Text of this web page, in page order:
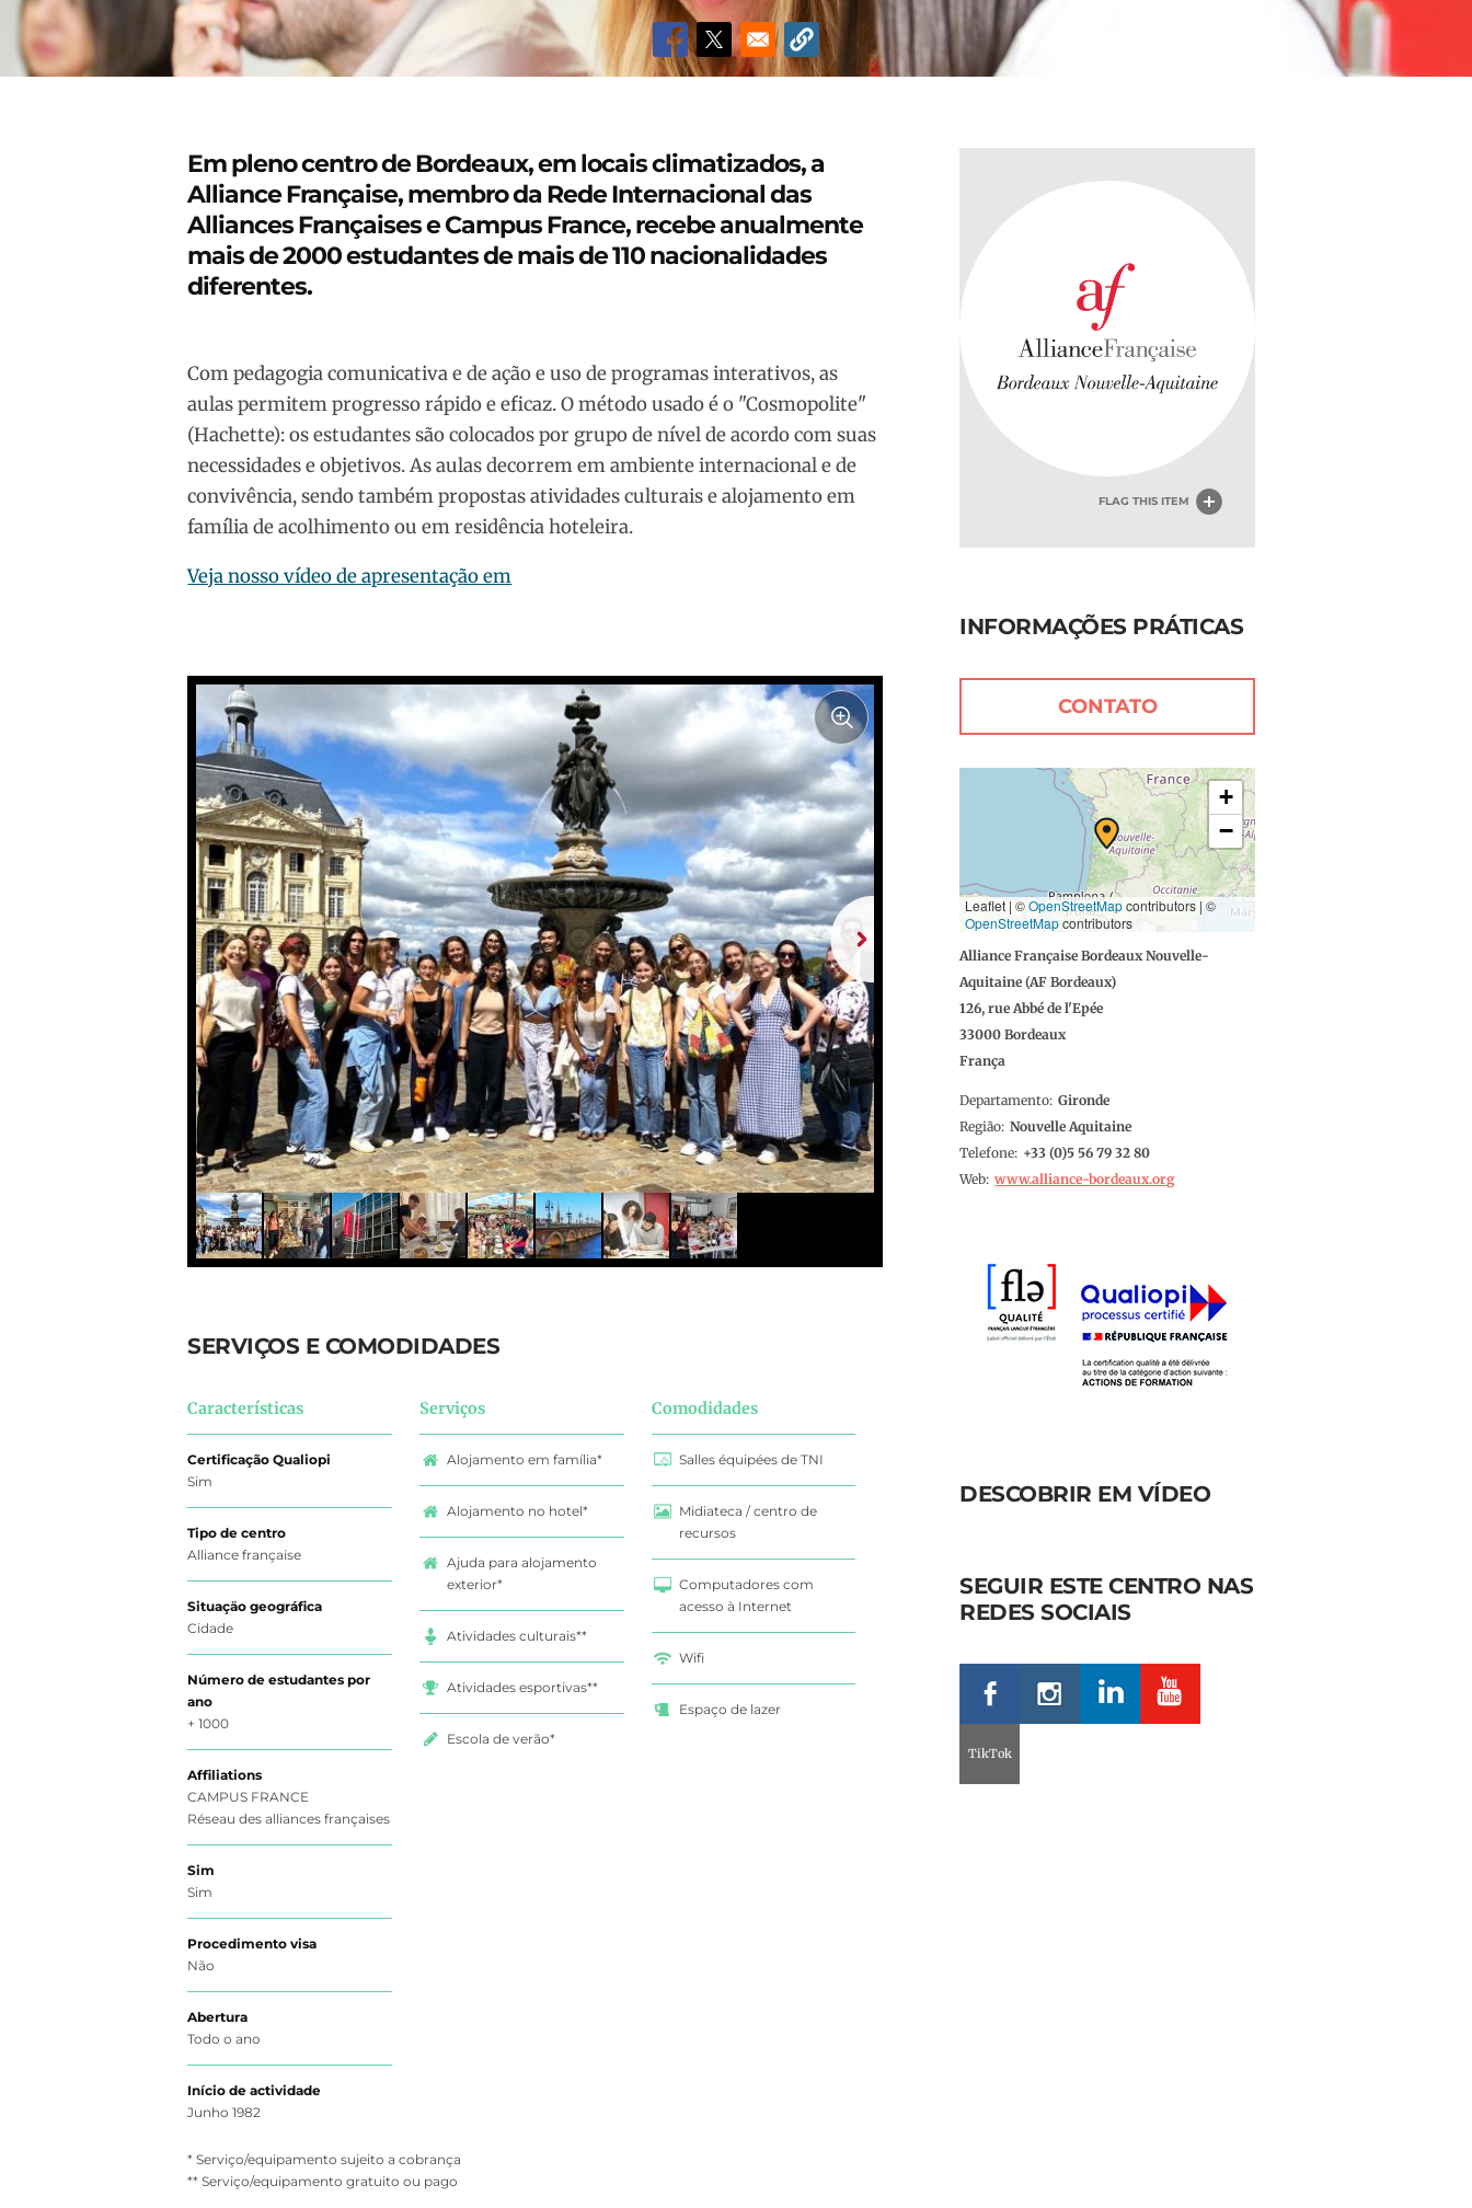
Em pleno centro de Bordeaux, em locais climatizados, a
Alliance Française, membro da Rede Internacional das
Alliances Françaises e Campus France, recebe anualmente
mais de 2000 estudantes de mais de 110 nacionalidades
diferentes.
Com pedagogia comunicativa e de ação e uso de programas interativos, as
aulas permitem progresso rápido e eficaz. O método usado é o "Cosmopolite"
(Hachette): os estudantes são colocados por grupo de nível de acordo com suas
necessidades e objetivos. As aulas decorrem em ambiente internacional e de
convivência, sendo também propostas atividades culturais e alojamento em
família de acolhimento ou em residência hoteleira.
Veja nosso vídeo de apresentação em
SERVIÇOS E COMODIDADES
Características
Certificação Qualiopi
Sim
Tipo de centro
Alliance française
Situaçäo geográfica
Cidade
Número de estudantes por
ano
+ 1000
Affiliations
CAMPUS FRANCE
Réseau des alliances françaises
Sim
Sim
Procedimento visa
Não
Abertura
Todo o ano
Início de actividade
Junho 1982
Serviços
Alojamento em família*
Alojamento no hotel*
Ajuda para alojamento
exterior*
Atividades culturais**
Atividades esportivas**
Escola de verão*
Comodidades
Salles équipées de TNI
Midiateca / centro de
recursos
Computadores com
acesso à Internet
Wifi
Espaço de lazer
* Serviço/equipamento sujeito a cobrança
** Serviço/equipamento gratuito ou pago
FLAG THIS ITEM
INFORMAÇÕES PRÁTICAS
CONTATO
+
−
Leaflet | ©OpenStreetMapcontributors | ©
OpenStreetMapcontributors
Alliance Française Bordeaux Nouvelle-
Aquitaine (AF Bordeaux)
126, rue Abbé de l'Epée
33000 Bordeaux
França
Departamento Gironde
Região Nouvelle Aquitaine
Telefone
5 56 79 32 80
Web www.alliance-bordeaux.org
DESCOBRIR EM VÍDEO
SEGUIR ESTE CENTRO NAS
REDES SOCIAIS
TikTok